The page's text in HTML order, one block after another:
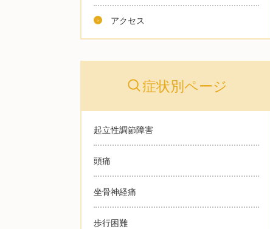
アクセス
症状別ページ
起立性調節障害
頭痛
坐骨神経痛
歩行困難